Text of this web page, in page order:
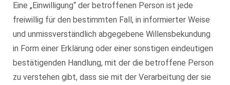
Eine „Einwilligung“ der betroffenen Person ist jede
freiwillig für den bestimmten Fall, in informierter Weise
und unmissverständlich abgegebene Willensbekundung
in Form einer Erklärung oder einer sonstigen eindeutigen
bestätigenden Handlung, mit der die betroffene Person
zu verstehen gibt, dass sie mit der Verarbeitung der sie